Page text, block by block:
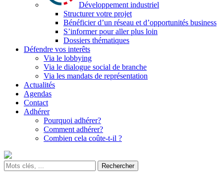
Développement industriel
Structurer votre projet
Bénéficier d’un réseau et d’opportunités business
S’informer pour aller plus loin
Dossiers thématiques
Défendre vos interêts
Via le lobbying
Via le dialogue social de branche
Via les mandats de représentation
Actualités
Agendas
Contact
Adhérer
Pourquoi adhérer?
Comment adhérer?
Combien cela coûte-t-il ?